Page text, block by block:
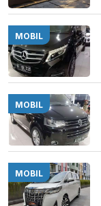
MOBIL
MOBIL
MOBIL